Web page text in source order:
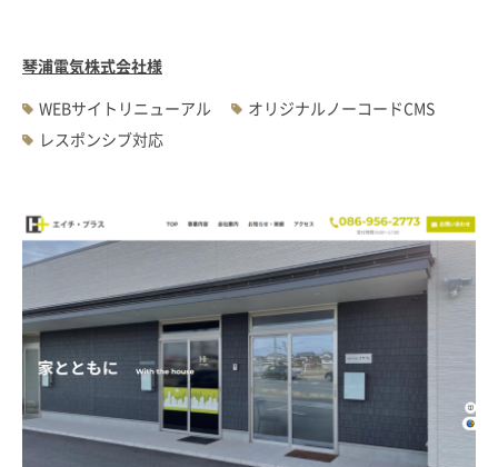
琴浦電気株式会社様
WEBサイトリニューアル
オリジナルノーコードCMS
レスポンシブ対応